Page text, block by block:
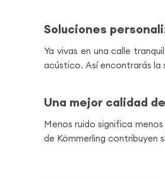
Soluciones
Ya vivas en una calle
acústico. Así encontrarás la
Una mejor calidad
Menos ruido significa
de Kömmerling contribuyen